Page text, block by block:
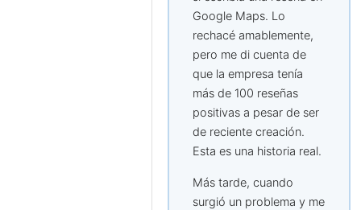
Google Maps. Lo
rechacé amablemente,
pero me di cuenta de
que la empresa tenía
más de 100 reseñas
positivas a pesar de ser
de reciente creación.
Esta es una historia real.
Más tarde, cuando
surgió un problema y me